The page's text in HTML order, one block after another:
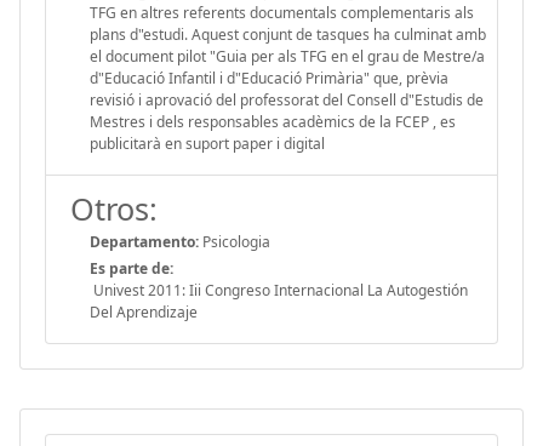
TFG en altres referents documentals complementaris als
plans d"estudi. Aquest conjunt de tasques ha culminat amb
el document pilot "Guia per als TFG en el grau de Mestre/a
d"Educació Infantil i d"Educació Primària" que, prèvia
revisió i aprovació del professorat del Consell d"Estudis de
Mestres i dels responsables acadèmics de la FCEP , es
publicitarà en suport paper i digital
Otros:
Departamento: Psicologia
Es parte de:
Univest 2011: Iii Congreso Internacional La Autogestión
Del Aprendizaje